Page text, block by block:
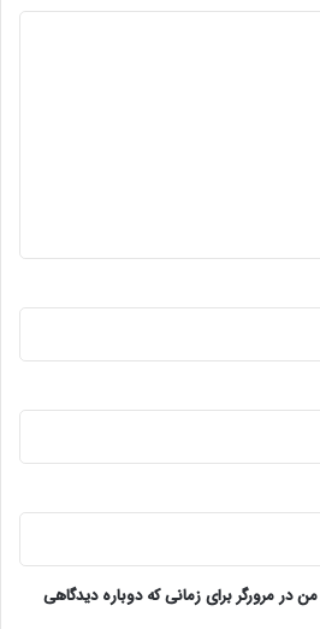
در مرورگر برای زمانی که دوباره دیدگاهی